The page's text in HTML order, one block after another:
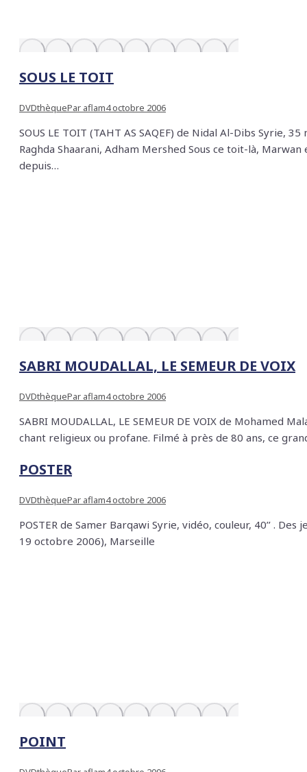
SOUS LE TOIT
DVDthèquePar aflam4 octobre 2006
SOUS LE TOIT (TAHT AS SAQEF) de Nidal Al-Dibs Syrie,
Raghda Shaarani, Adham Mershed Sous ce toit-là,
depuis…
SABRI MOUDALLAL, LE SEMEUR DE VOIX
DVDthèquePar aflam4 octobre 2006
SABRI MOUDALLAL, LE SEMEUR DE VOIX de Mohamed
chant religieux ou profane. Filmé à près de 80 ans, ce
POSTER
DVDthèquePar aflam4 octobre 2006
POSTER de Samer Barqawi Syrie, vidéo, couleur, 40’’ .
19 octobre 2006), Marseille
POINT